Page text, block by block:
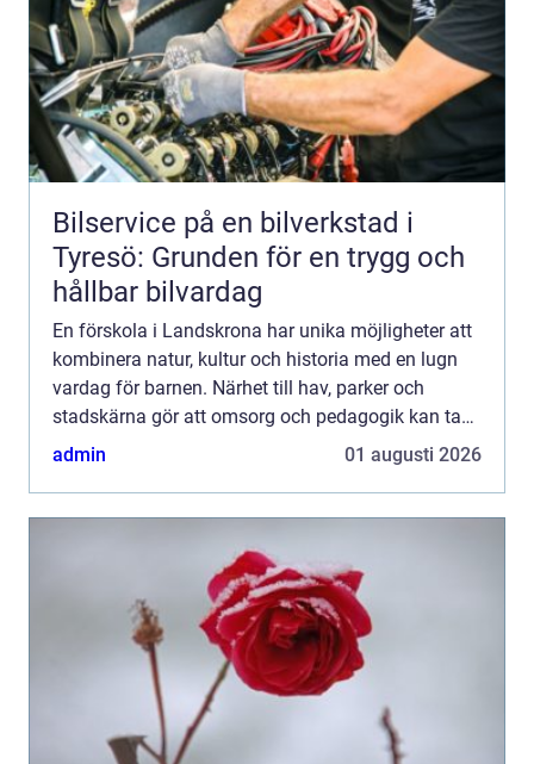
Bilservice på en bilverkstad i
Tyresö: Grunden för en trygg och
hållbar bilvardag
En förskola i Landskrona har unika möjligheter att
kombinera natur, kultur och historia med en lugn
vardag för barnen. Närhet till hav, parker och
stadskärna gör att omsorg och pedagogik kan ta
plats både inne i förskolans lokaler och ute i
admin 01 augusti 2026